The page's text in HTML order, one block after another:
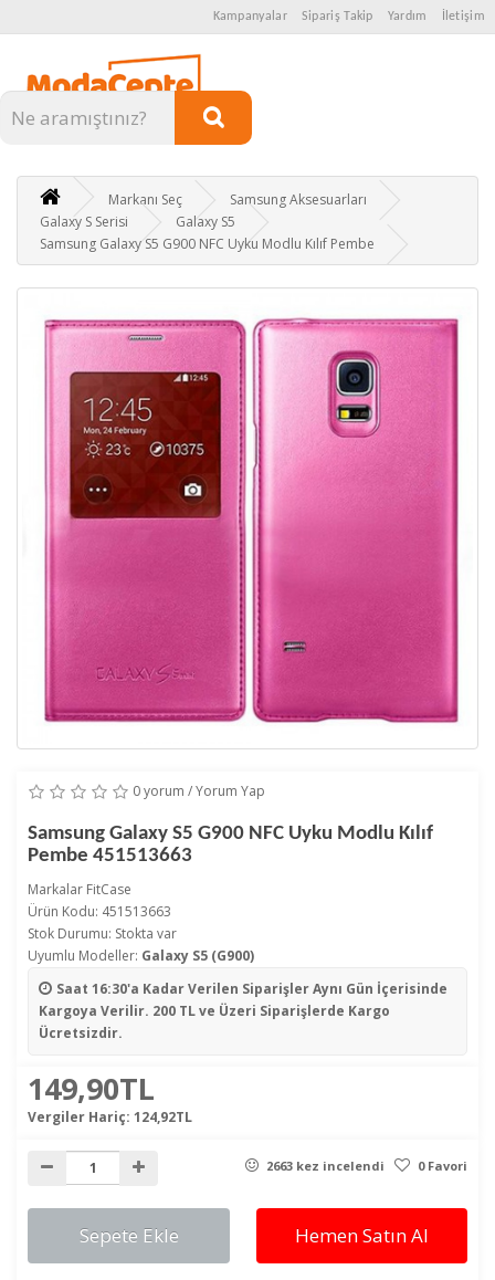
Kampanyalar Sipariş Takip Yardım İletişim
Kategoriler
Markanı Seç
Samsung Aksesuarları
Galaxy S Serisi
Galaxy S5
Samsung Galaxy S5 G900 NFC Uyku Modlu Kılıf Pembe
0 yorum /Yorum Yap
Samsung Galaxy S5 G900 NFC Uyku Modlu Kılıf
Pembe 451513663
Markalar FitCase
Ürün Kodu: 451513663
Stok Durumu: Stokta var
Uyumlu Modeller: Galaxy S5 (G900)
Saat 16:30'a Kadar Verilen SiparişlerAynı Gün İçerisinde
Kargoya Verilir. 200 TL ve Üzeri Siparişlerde Kargo
Ücretsizdir.
149,90TL
Vergiler Hariç: 124,92TL
2663 kez incelendi 0 Favori
Sepete Ekle Hemen Satın Al